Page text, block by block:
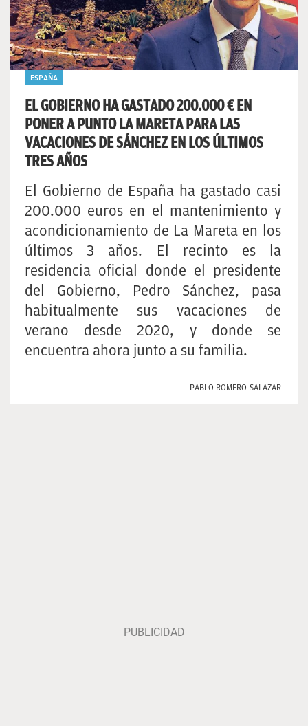
ESPAÑA
EL GOBIERNO HA GASTADO 200.000 € EN
PONER A PUNTO LA MARETA PARA LAS
VACACIONES DE SÁNCHEZ EN LOS ÚLTIMOS
TRES AÑOS
El Gobierno de España ha gastado casi
200.000 euros en el mantenimiento y
acondicionamiento de La Mareta en los
últimos 3 años. El recinto es la
residencia oficial donde el presidente
del Gobierno, Pedro Sánchez, pasa
habitualmente sus vacaciones de
verano desde 2020, y donde se
encuentra ahora junto a su familia.
PABLO ROMERO-SALAZAR